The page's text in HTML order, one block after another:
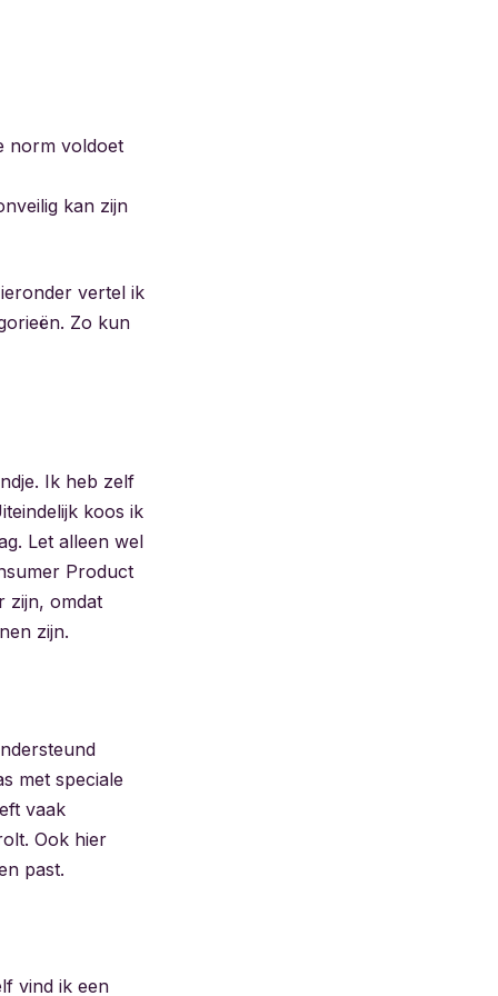
norm voldoet
kan zijn
vertel ik
Zo kun
Ik heb zelf
koos ik
Let alleen wel
Product
zijn, omdat
zijn.
met speciale
vaak
Ook hier
past.
vind ik een